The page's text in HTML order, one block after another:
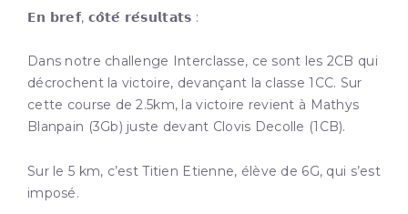
𝗘𝗻 𝗯𝗿𝗲𝗳, 𝗰𝗼̂𝘁𝗲́ 𝗿𝗲́𝘀𝘂𝗹𝘁𝗮𝘁𝘀 :
Dans notre challenge Interclasse, ce sont les 2CB qui
décrochent la victoire, devançant la classe 1CC. Sur
cette course de 2.5km, la victoire revient à Mathys
Blanpain (3Gb) juste devant Clovis Decolle (1CB).
Sur le 5 km, c’est Titien Etienne, élève de 6G, qui s’est
imposé.